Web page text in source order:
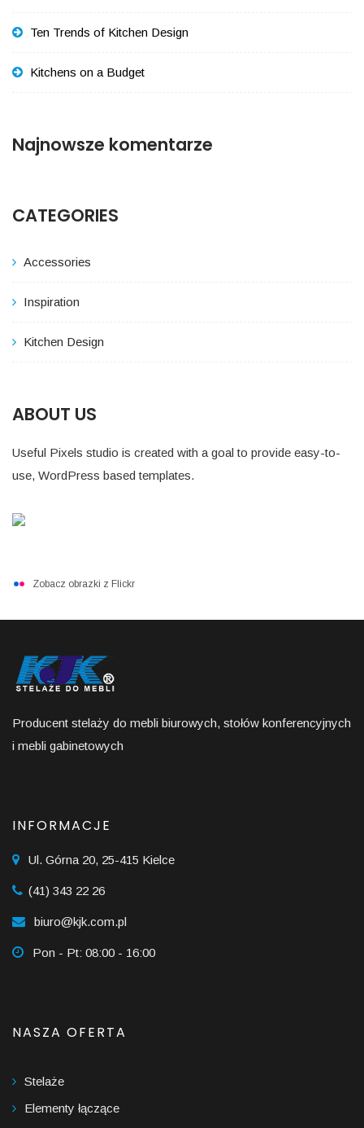
Ten Trends of Kitchen Design
Kitchens on a Budget
Najnowsze komentarze
CATEGORIES
Accessories
Inspiration
Kitchen Design
ABOUT US
Useful Pixels studio is created with a goal to provide easy-to-
use, WordPress based templates.
Zobacz obrazki z Flickr
Producent stelaży do mebli biurowych, stołów konferencyjnych
i mebli gabinetowych
INFORMACJE
Ul. Górna 20, 25-415 Kielce
(41) 343 22 26
biuro@kjk.com.pl
Pon - Pt: 08:00 - 16:00
NASZA OFERTA
Stelaże
Elementy łączące